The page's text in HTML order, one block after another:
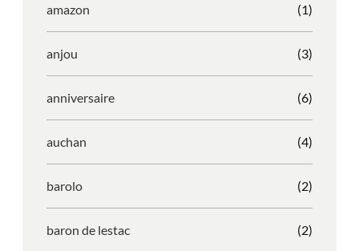
amazon (1)
anjou (3)
anniversaire (6)
auchan (4)
barolo (2)
baron de lestac (2)